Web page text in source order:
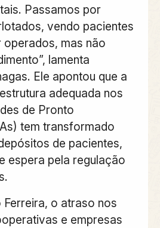
Passamos por
vendo pacientes
operados, mas não
lamenta
Ele apontou que a
adequada nos
de Pronto
tem transformado
de pacientes,
espera pela regulação
Ferreira, o atraso nos
e empresas